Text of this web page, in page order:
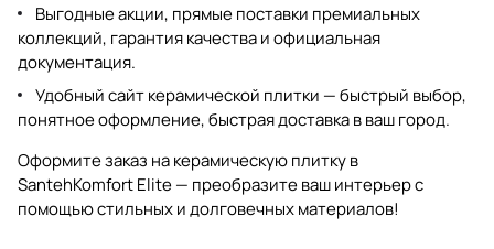
Выгодные акции, прямые поставки премиальных
коллекций, гарантия качества и официальная
документация.
Удобныйсайт керамической плитки — быстрый выбор,
понятное оформление, быстрая доставка в ваш город.
Оформите заказ на керамическую плитку в
SantehKomfort Elite — преобразите ваш интерьер с
помощью стильных и долговечных материалов!